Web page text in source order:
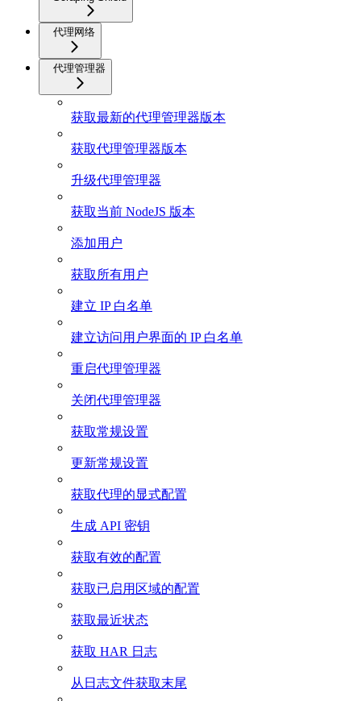
代理网络
代理管理器
获取最新的代理管理器版本
获取代理管理器版本
升级代理管理器
获取当前 NodeJS 版本
添加用户
获取所有用户
建立 IP 白名单
建立访问用户界面的 IP 白名单
重启代理管理器
关闭代理管理器
获取常规设置
更新常规设置
获取代理的显式配置
生成 API 密钥
获取有效的配置
获取已启用区域的配置
获取最近状态
获取 HAR 日志
从日志文件获取末尾